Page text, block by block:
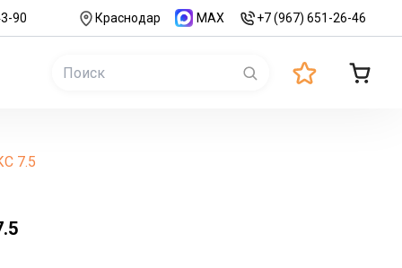
90 Краснодар MAX +7 (967) 651-26-46
7.5